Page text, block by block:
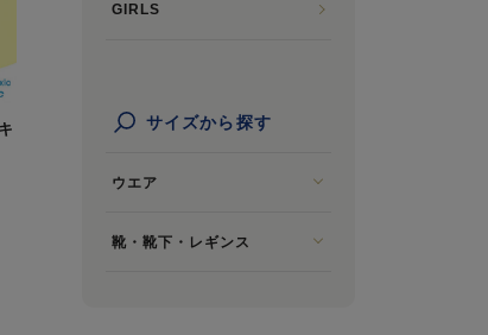
GIRLS
サイズから探す
ウエア
靴・靴下・レギンス